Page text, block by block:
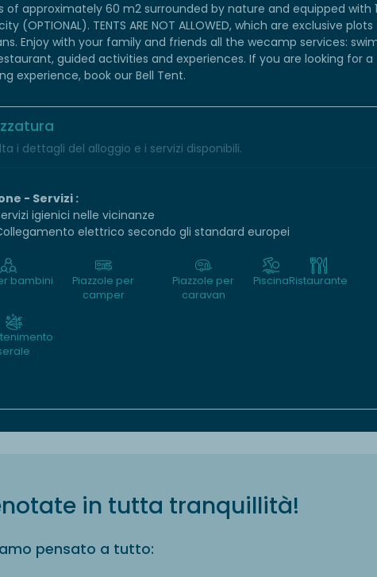
of approximately 60 m2 surrounded by nature and equipped with
(OPTIONAL). TENTS ARE NOT ALLOWED, which are exclusive
Enjoy with your family and friends all the wecamp services:
guided activities and experiences. If you are looking for a
experience, book our Bell Tent.
i dettagli del alloggio e i servizi disponibili.
- Servizi :
igienici nelle vicinanze
elettrico secondo gli standard europei
bambini
Piazzole per
camper
Piazzole per
caravan
PiscinaRistaurante
in tutta tranquillità!
pensato a tutto: